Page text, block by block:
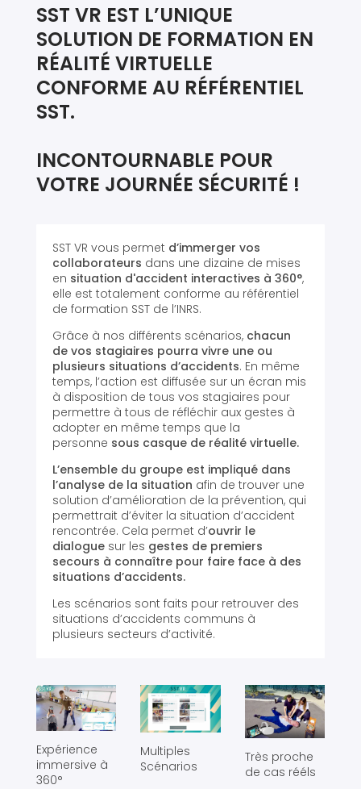
SST VR EST L’UNIQUE
SOLUTION DE FORMATION EN
RÉALITÉ VIRTUELLE
CONFORME AU RÉFÉRENTIEL
SST.
INCONTOURNABLE POUR
VOTRE JOURNÉE SÉCURITÉ !
SST VR vous permet d’immerger vos
collaborateurs dans une dizaine de mises
en situation d'accident interactives à 360°,
elle est totalement conforme au référentiel
de formation SST de l’INRS.
Grâce à nos différents scénarios, chacun
de vos stagiaires pourra vivre une ou
plusieurs situations d’accidents. En même
temps, l’action est diffusée sur un écran mis
à disposition de tous vos stagiaires pour
permettre à tous de réfléchir aux gestes à
adopter en même temps que la
personne sous casque de réalité virtuelle.
L’ensemble du groupe est impliqué dans
l’analyse de la situation afin de trouver une
solution d’amélioration de la prévention, qui
permettrait d’éviter la situation d’accident
rencontrée. Cela permet d’ouvrir le
dialogue sur les gestes de premiers
secours à connaître pour faire face à des
situations d’accidents.
Les scénarios sont faits pour retrouver des
situations d’accidents communs à
plusieurs secteurs d’activité.
Expérience
immersive à
360°
Multiples
Scénarios
Très proche
de cas rééls